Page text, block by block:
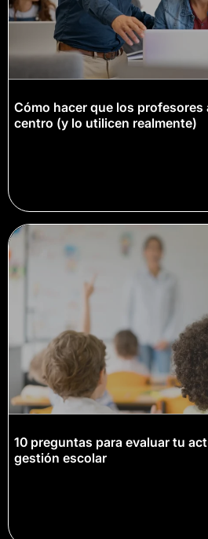
Cómo hacer que los profesores
centro (y lo utilicen realmente)
10 preguntas para evaluar tu
gestión escolar